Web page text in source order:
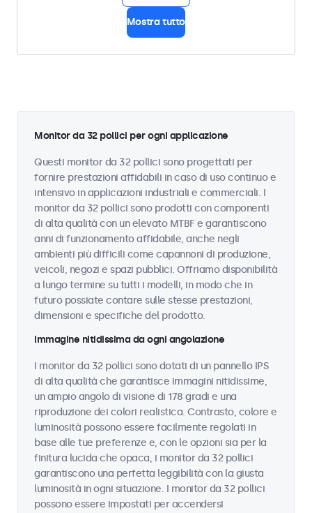
Mostra tutto
Monitor da 32 pollici per ogni applicazione
Questi monitor da 32 pollici sono progettati per
fornire prestazioni affidabili in caso di uso continuo e
intensivo in applicazioni industriali e commerciali. I
monitor da 32 pollici sono prodotti con componenti
di alta qualità con un elevato MTBF e garantiscono
anni di funzionamento affidabile, anche negli
ambienti più difficili come capannoni di produzione,
veicoli, negozi e spazi pubblici. Offriamo disponibilità
a lungo termine su tutti i modelli, in modo che in
futuro possiate contare sulle stesse prestazioni,
dimensioni e specifiche del prodotto.
Immagine nitidissima da ogni angolazione
I monitor da 32 pollici sono dotati di un pannello IPS
di alta qualità che garantisce immagini nitidissime,
un ampio angolo di visione di 178 gradi e una
riproduzione dei colori realistica. Contrasto, colore e
luminosità possono essere facilmente regolati in
base alle tue preferenze e, con le opzioni sia per la
finitura lucida che opaca, i monitor da 32 pollici
garantiscono una perfetta leggibilità con la giusta
luminosità in ogni situazione. I monitor da 32 pollici
possono essere impostati per accendersi